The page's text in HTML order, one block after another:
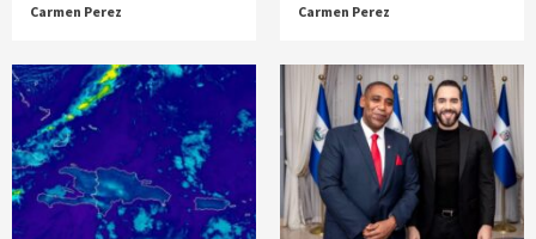
Carmen Perez
Carmen Perez